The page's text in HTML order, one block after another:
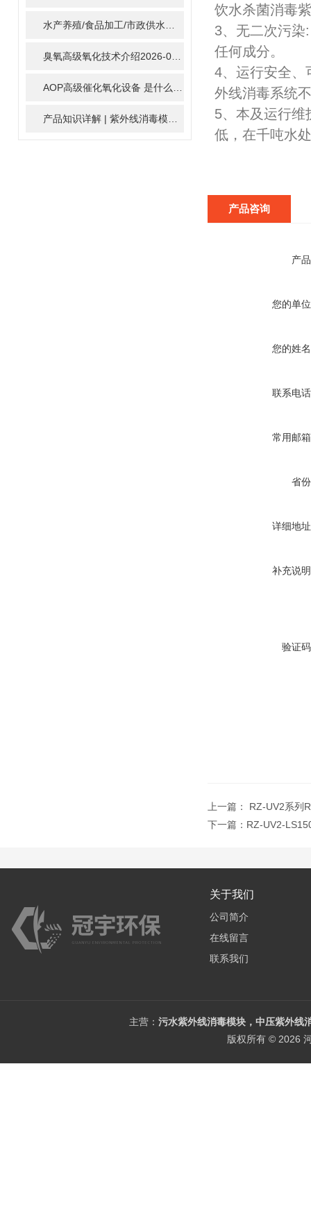
臭氧高级氧化技术介绍2026-02-27
2025-11-17
2024-01-16
饮水杀菌消毒
3、无二次污染
任何成分。
4、运行安全、
外线消毒系统
5、本及运行维
低，在千吨水
产品咨询
产
您的单
您的姓
联系电
常用邮
省
详细地
补充说
验证
上一篇： RZ-UV2系列
下一篇： RZ-UV2-
关于我们
公司简介
在线留言
联系我们
主营： 污水紫外线消毒模块，中压紫外线
版权所有 © 2026